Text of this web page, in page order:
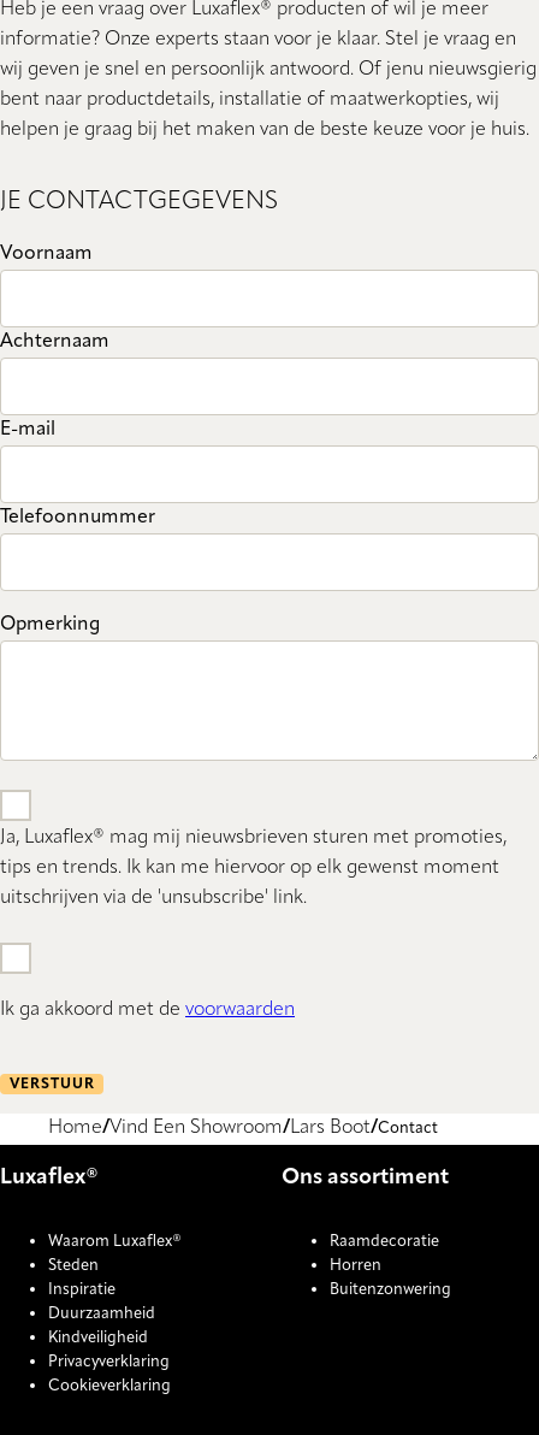
Heb je een vraag over Luxaflex® producten of wil je meer
informatie? Onze experts staan ​​voor je klaar. Stel je vraag en
wij geven je snel en persoonlijk antwoord. Of jenu nieuwsgierig
bent naar productdetails, installatie of maatwerkopties, wij
helpen je graag bij het maken van de beste keuze voor je huis.
JE CONTACTGEGEVENS
Voornaam
Achternaam
E-mail
Telefoonnummer
Opmerking
Ja, Luxaflex® mag mij nieuwsbrieven sturen met promoties,
tips en trends. Ik kan me hiervoor op elk gewenst moment
uitschrijven via de 'unsubscribe' link.
Ik ga akkoord met de voorwaarden
VERSTUUR
Home Vind Een Showroom Lars Boot Contact
Luxaflex®
Waarom Luxaflex®
Steden
Inspiratie
Duurzaamheid
Kindveiligheid
Privacyverklaring
Cookieverklaring
Ons assortiment
Raamdecoratie
Horren
Buitenzonwering